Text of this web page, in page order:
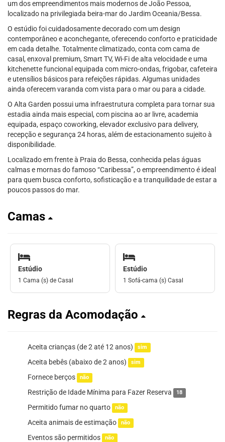
um dos empreendimentos mais modernos de João Pessoa,
localizado na privilegiada beira-mar do Jardim Oceania/Bessa.
O estúdio foi cuidadosamente decorado com um design
contemporâneo e aconchegante, oferecendo conforto e praticidade
em cada detalhe. Totalmente climatizado, conta com cama de
casal, enxoval premium, Smart TV, Wi-Fi de alta velocidade e uma
kitchenette funcional equipada com micro-ondas, frigobar, cafeteira
e utensílios básicos para refeições rápidas. Algumas unidades
ainda oferecem varanda com vista para o mar ou para a cidade.
O Alta Garden possui uma infraestrutura completa para tornar sua
estadia ainda mais especial, com piscina ao ar livre, academia
equipada, espaço coworking, elevador exclusivo para delivery,
recepção e segurança 24 horas, além de estacionamento sujeito à
disponibilidade.
Localizado em frente à Praia do Bessa, conhecida pelas águas
calmas e mornas do famoso “Caribessa”, o empreendimento é ideal
para quem busca conforto, sofisticação e a tranquilidade de estar a
poucos passos do mar.
Camas
Estúdio
1 Cama (s) de Casal
Estúdio
1 Sofá-cama (s) Casal
Regras da Acomodação
Aceita crianças (de 2 até 12 anos) sim
Aceita bebês (abaixo de 2 anos) sim
Fornece berços não
Restrição de Idade Mínima para Fazer Reserva 18
Permitido fumar no quarto não
Aceita animais de estimação não
Eventos são permitidos não